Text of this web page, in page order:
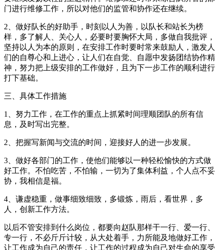
门进行维修工作，所以对他们的监管和协作还在继续。
2、做好队长的好助手，时刻以人为善，以队长和站长为榜
样，多了解人、关心人，必要时要胸怀大局，多做自我批评，
坚持以人为本的原则，在安排工作时要时常来鼓励人，激发人
们的自尊心和上进心，让人们在自觉、自愿中发扬团结协作精
神，努力把上级安排的工作做好，且为下一步工作的顺利进行
打下基础。
三、具体工作措施
1、努力工作，在工作的重点上抓紧时间理顺团队的所有信
息，及时写出完整。
2、把握写新闻与交流的时间，迎接好人的进一步发展。
3、做好各部门的工作，使他们能够以一种轻松愉快的方式做
好工作。不怕吃苦，不怕输，一切为了集体利益，个人点不妥
协，我相信是福。
4、谦虚稳重，做事细致细致，多锻炼，雨后，看世界，多
人，创新工作方法。
以后不管安排到什么岗位，都要向赵队那样干一行、爱一行、
专一行，不必斤斤计较，从大处着手，力所能及地做好工作，
让工作成为自己的责任，让工作的过程成为自己对生命的享受